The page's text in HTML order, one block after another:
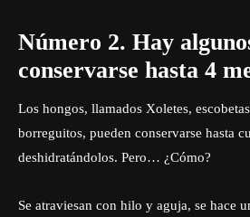
Número 2. Hay
conservarse hasta 4
Los hongos, llamados Xoletes,
borreguitos, pueden conservarse hasta
deshidratándolos. Pero… ¿Cómo?
Se atraviesan con hilo y aguja, se hace